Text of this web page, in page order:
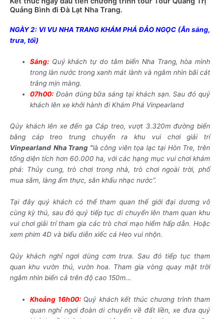
Quảng Bình đi Đà Lạt Nha Trang.
NGÀY 2: VI VU NHA TRANG KHÁM PHÁ ĐẢO NGỌC (Ăn sáng,
trưa, tối)
Sáng: Quý khách tự do tắm biển Nha Trang, hòa mình
trong làn nước trong xanh mát lành và ngắm nhìn bãi cát
trắng mịn màng.
07h00: Đoàn dùng bữa sáng tại khách sạn. Sau đó quý
khách lên xe khởi hành điKhám Phá Vinpearland
Qúy khách lên xe đến ga Cáp treo, vượt 3.320m đường biển
bằng cáp treo trung chuyển ra khu vui chơi giải trí
Vinpearland Nha Trang “là công viên tọa lạc tại Hòn Tre, trên
tổng diện tích hơn 60.000 ha, với các hạng mục vui chơi khám
phá: Thủy cung, trò chơi trong nhà, trò chơi ngoài trời, phố
mua sắm, làng ẩm thực, sân khấu nhạc nước”.
Tại đây quý khách có thể tham quan thế giới đại dương vô
cùng kỳ thú, sau đó quý tiếp tục di chuyển lên tham quan khu
vui chơi giải trí tham gia các trò chơi mạo hiểm hấp dẫn. Hoặc
xem phim 4D và biểu diễn xiếc cá Heo vui nhộn.
Qúy khách nghỉ ngơi dùng cơm trưa. Sau đó tiếp tục tham
quan khu vườn thú, vườn hoa. Tham gia vòng quay mặt trời
ngắm nhìn biển cả trên độ cao 150m…
Khoảng 16h00:Quý khách kết thúc chương trình tham
quan nghỉ ngơi đoàn di chuyển về đất liền, xe đưa quý